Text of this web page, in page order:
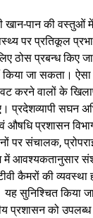
खान-पान की वस्तुओं
पर प्रतिकूल
ठोस प्रबन्ध किए
जा सकता।
करने वालों के
प्रदेशव्यापी सघन
औषधि प्रशासन
पर संचालक,
में आवश्यकतानुसार
कैमरों की
यह सुनिश्चित किया
प्रशासन को उपलब्ध